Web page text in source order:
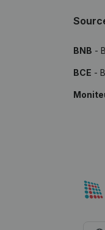
BNB -
BCE -